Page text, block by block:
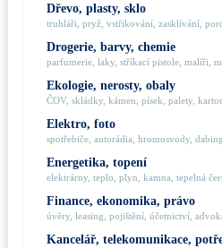
Dřevo, plasty, sklo
truhláři, pryž, vstřikování, zasklívání,
Drogerie, barvy, chemie
parfumerie, laky, stříkací pistole, malíři,
Ekologie, nerosty, obaly
ČOV, skládky, kámen, písek, palety,
Elektro, foto
spotřebiče, autorádia, hromosvody,
Energetika, topení
elektrárny, teplo, plyn, kamna, tepelná
Finance, ekonomika, právo
úvěry, leasing, pojištění, účetnictví,
Kancelář, telekomunikace,